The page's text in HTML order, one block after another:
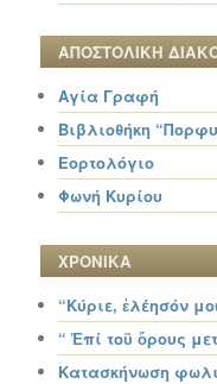
ΑΠΟΣΤΟΛΙΚΗ
Αγία Γραφή
Βιβλιοθήκη
Εορτολόγιο
Φωνή Κυρίου
ΧΡΟΝΙΚΑ
“Κύριε, ἐλέησόν
“ Ἐπί τοῦ ὄρους
Κατασκήνωση